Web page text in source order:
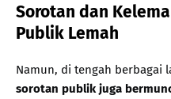
Sorotan dan
Publik Lemah
Namun, di tengah berbagai
sorotan publik juga